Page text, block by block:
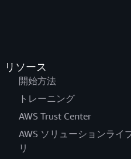
リソース
開始方法
トレーニング
AWS Trust Center
AWS ソリューションライ
リ